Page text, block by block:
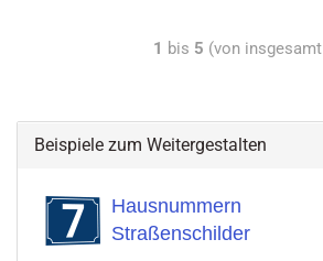
1 bis 5 (von insgesamt
Beispiele zum Weitergestalten
Hausnummern
Straßenschilder